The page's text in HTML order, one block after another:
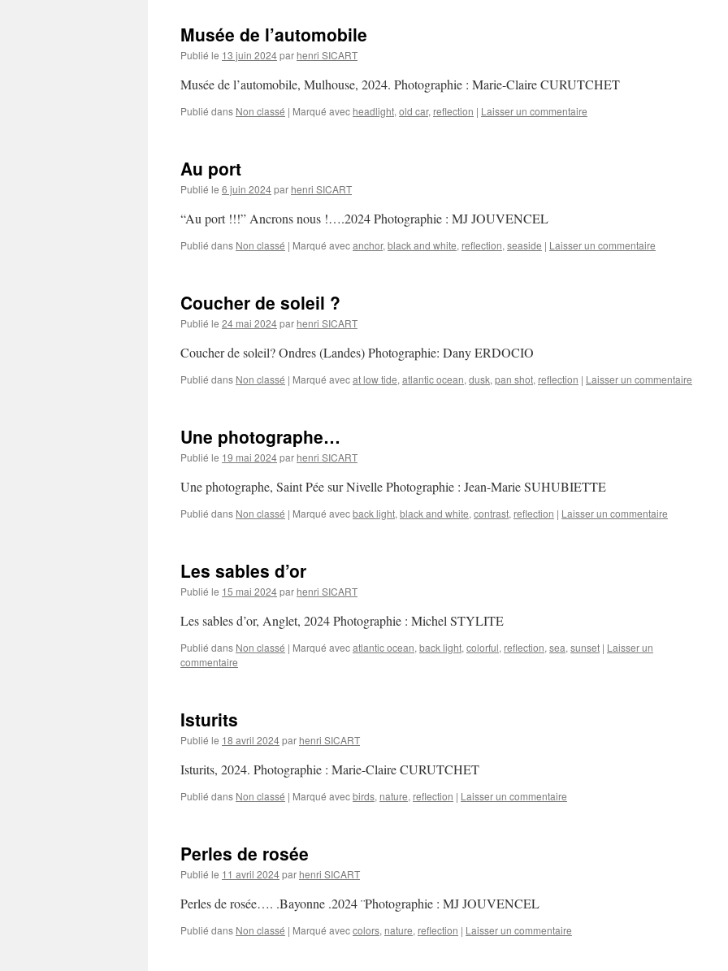
Musée de l’automobile
Publié le 13 juin 2024par henri SICART
Musée de l’automobile, Mulhouse, 2024. Photographie : Marie-Claire CURUTCHET
Publié dans Non classé | Marqué avec headlight, old car, reflection | Laisser un commentaire
Au port
Publié le 6 juin 2024par henri SICART
“Au port !!!” Ancrons nous !….2024 Photographie : MJ JOUVENCEL
Publié dans Non classé | Marqué avecanchor, black and white, reflection, seaside | Laisser un commentaire
Coucher de soleil ?
Publié le 24 mai 2024par henri SICART
Coucher de soleil? Ondres (Landes) Photographie: Dany ERDOCIO
Publié dans Non classé | Marqué avecat low tide, atlantic ocean, dusk, pan shot, reflection | Laisser un commentaire
Une photographe…
Publié le 19 mai 2024par henri SICART
Une photographe, Saint Pée sur Nivelle Photographie : Jean-Marie SUHUBIETTE
Publié dans Non classé | Marqué avecback light, black and white, contrast, reflection | Laisser un commentaire
Les sables d’or
Publié le 15 mai 2024par henri SICART
Les sables d’or, Anglet, 2024 Photographie : Michel STYLITE
Publié dans Non classé | Marqué avecatlantic ocean, back light, colorful, reflection, sea, sunset | Laisser un
commentaire
Isturits
Publié le 18 avril 2024par henri SICART
Isturits, 2024. Photographie : Marie-Claire CURUTCHET
Publié dans Non classé | Marqué avecbirds, nature, reflection | Laisser un commentaire
Perles de rosée
Publié le 11 avril 2024par henri SICART
Perles de rosée…. .Bayonne .2024 ¨Photographie : MJ JOUVENCEL
Publié dans Non classé | Marqué aveccolors, nature, reflection | Laisser un commentaire